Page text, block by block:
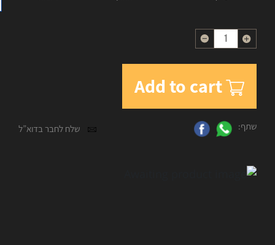
Quantity
Add to cart
שתף: שלח לחבר בדוא”ל